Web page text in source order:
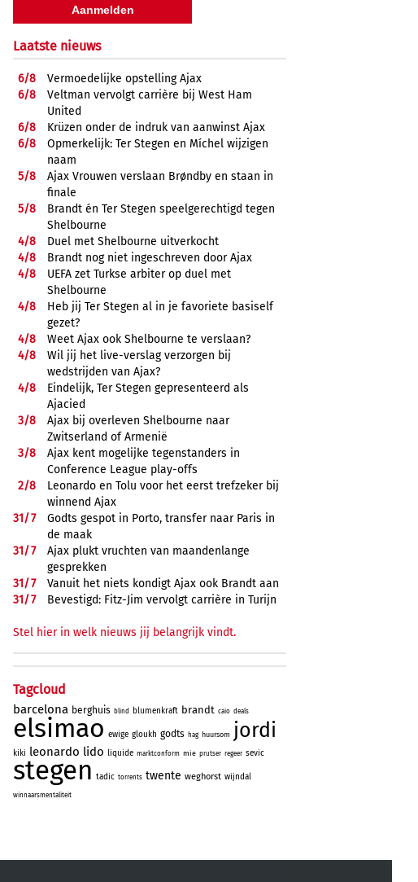
Laatste nieuws
6/8
Vermoedelijke opstelling Ajax
6/8
Veltman vervolgt carrière bij West Ham
United
6/8
Krüzen onder de indruk van aanwinst Ajax
6/8
Opmerkelijk: Ter Stegen en Míchel wijzigen
naam
5/8
Ajax Vrouwen verslaan Brøndby en staan in
finale
5/8
Brandt én Ter Stegen speelgerechtigd tegen
Shelbourne
4/8
Duel met Shelbourne uitverkocht
4/8
Brandt nog niet ingeschreven door Ajax
4/8
UEFA zet Turkse arbiter op duel met
Shelbourne
4/8
Heb jij Ter Stegen al in je favoriete basiself
gezet?
4/8
Weet Ajax ook Shelbourne te verslaan?
4/8
Wil jij het live-verslag verzorgen bij
wedstrijden van Ajax?
4/8
Eindelijk, Ter Stegen gepresenteerd als
Ajacied
3/8
Ajax bij overleven Shelbourne naar
Zwitserland of Armenië
3/8
Ajax kent mogelijke tegenstanders in
Conference League play-offs
2/8
Leonardo en Tolu voor het eerst trefzeker bij
winnend Ajax
31/7
Godts gespot in Porto, transfer naar Paris in
de maak
31/7
Ajax plukt vruchten van maandenlange
gesprekken
31/7
Vanuit het niets kondigt Ajax ook Brandt aan
31/7 Bevestigd: Fitz-Jim vervolgt carrière in Turijn
Stel hier in welk nieuws jij belangrijk vindt.
Tagcloud
barcelona berghuis blind blumenkraft brandt caio deals
elsimao ewige gloukh godts hag huursom jordi
kiki leonardo lido liquide marktconform mie prutser regeer sevic
stegen tadic torrents twente weghorst wijndal
winnaarsmentaliteit